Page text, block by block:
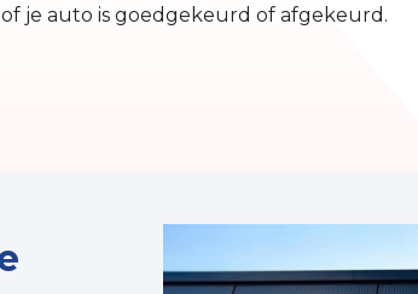
je auto is goedgekeurd of afgekeurd.